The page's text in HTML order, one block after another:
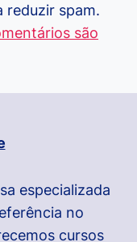
reduzir spam.
são
especializada
no
cursos